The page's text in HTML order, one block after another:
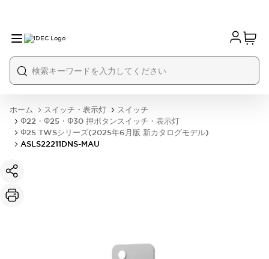
ホーム スイッチ・表示灯
スイッチ
Φ22・Φ25・Φ30 押ボタンスイッチ・表示灯
Φ25 TWSシリーズ(2025年6月版 新カタログモデル)
ASLS22211DNS-MAU